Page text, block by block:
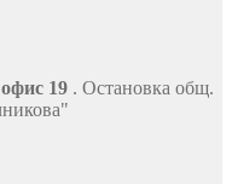
19 . Остановка общ.